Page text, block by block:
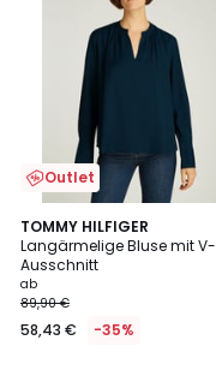
Outlet
TOMMY HILFIGER
Langärmelige Bluse mit V-
Ausschnitt
ab
89,90 €
58,43 € -35%
2
Farben